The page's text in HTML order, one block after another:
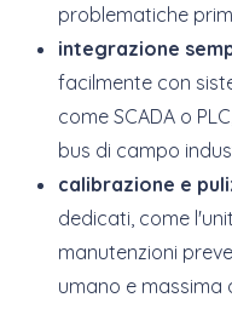
problematiche
integrazione
facilmente con
come SCADA o
bus di campo
calibrazione e
dedicati, come
manutenzioni
umano e massima